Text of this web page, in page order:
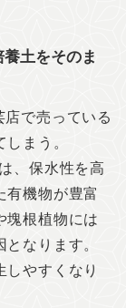
土をそのま
で売っている
まう。
、保水性を高
有機物が豊富
塊根植物には
なります。
しやすくなり